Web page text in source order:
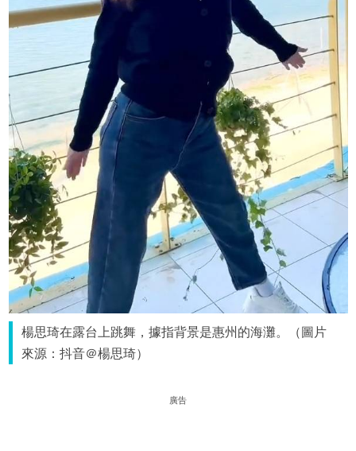
楊思琦在露台上跳舞，據指背景是惠州的海灘。（圖片
來源：抖音＠楊思琦）
廣告